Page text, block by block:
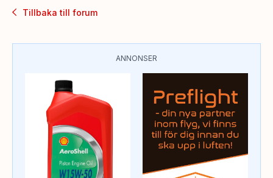
Tillbaka till forum
ANNONSER